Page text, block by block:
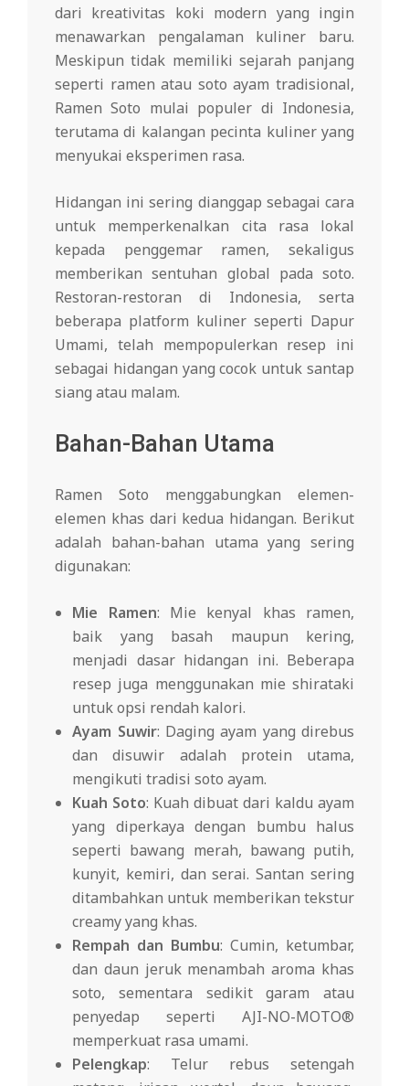
dari kreativitas koki modern yang ingin
menawarkan pengalaman kuliner baru.
Meskipun tidak memiliki sejarah panjang
seperti ramen atau soto ayam tradisional,
Ramen Soto mulai populer di Indonesia,
terutama di kalangan pecinta kuliner yang
menyukai eksperimen rasa.
Hidangan ini sering dianggap sebagai cara
untuk memperkenalkan cita rasa lokal
kepada penggemar ramen, sekaligus
memberikan sentuhan global pada soto.
Restoran-restoran di Indonesia, serta
beberapa platform kuliner seperti Dapur
Umami, telah mempopulerkan resep ini
sebagai hidangan yang cocok untuk santap
siang atau malam.
Bahan-Bahan Utama
Ramen Soto menggabungkan elemen-
elemen khas dari kedua hidangan. Berikut
adalah bahan-bahan utama yang sering
digunakan:
Mie Ramen: Mie kenyal khas ramen,
baik yang basah maupun kering,
menjadi dasar hidangan ini. Beberapa
resep juga menggunakan mie shirataki
untuk opsi rendah kalori.
Ayam Suwir: Daging ayam yang direbus
dan disuwir adalah protein utama,
mengikuti tradisi soto ayam.
Kuah Soto: Kuah dibuat dari kaldu ayam
yang diperkaya dengan bumbu halus
seperti bawang merah, bawang putih,
kunyit, kemiri, dan serai. Santan sering
ditambahkan untuk memberikan tekstur
creamy yang khas.
Rempah dan Bumbu: Cumin, ketumbar,
dan daun jeruk menambah aroma khas
soto, sementara sedikit garam atau
penyedap seperti AJI-NO-MOTO®
memperkuat rasa umami.
Pelengkap: Telur rebus setengah